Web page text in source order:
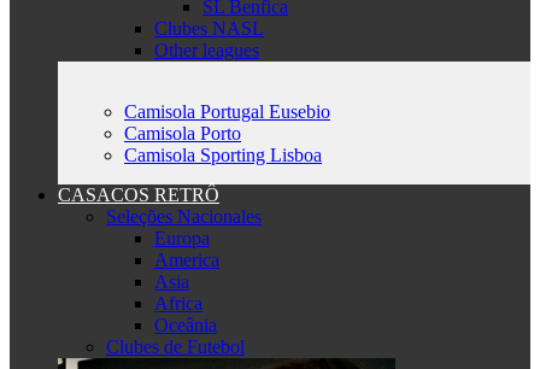
SL Benfica
Clubes NASL
Other leagues
Camisola Portugal Eusebio
Camisola Porto
Camisola Sporting Lisboa
CASACOS RETRÔ
Seleções Nacionales
Europa
America
Asia
Africa
Oceânia
Clubes de Futebol